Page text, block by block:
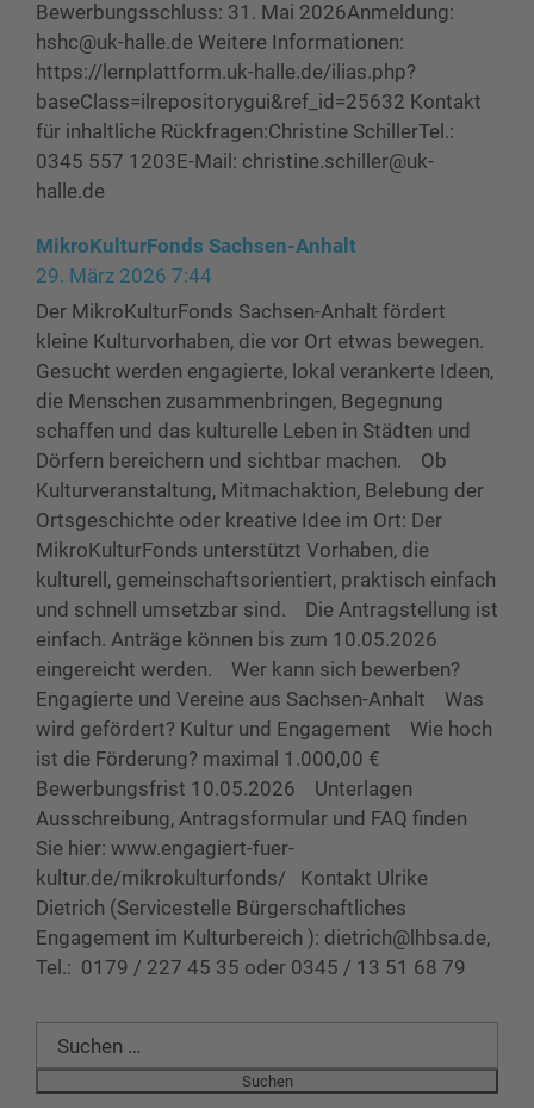
Bewerbungsschluss: 31. Mai 2026Anmeldung:
hshc@uk-halle.de Weitere Informationen:
https://lernplattform.uk-halle.de/ilias.php?
baseClass=ilrepositorygui&ref_id=25632 Kontakt
für inhaltliche Rückfragen:Christine SchillerTel.:
0345 557 1203E-Mail: christine.schiller@uk-
halle.de
MikroKulturFonds Sachsen-Anhalt
29. März 2026 7:44
Der MikroKulturFonds Sachsen-Anhalt fördert
kleine Kulturvorhaben, die vor Ort etwas bewegen.
Gesucht werden engagierte, lokal verankerte Ideen,
die Menschen zusammenbringen, Begegnung
schaffen und das kulturelle Leben in Städten und
Dörfern bereichern und sichtbar machen. Ob
Kulturveranstaltung, Mitmachaktion, Belebung der
Ortsgeschichte oder kreative Idee im Ort: Der
MikroKulturFonds unterstützt Vorhaben, die
kulturell, gemeinschaftsorientiert, praktisch einfach
und schnell umsetzbar sind. Die Antragstellung ist
einfach. Anträge können bis zum 10.05.2026
eingereicht werden. Wer kann sich bewerben?
Engagierte und Vereine aus Sachsen-Anhalt Was
wird gefördert? Kultur und Engagement Wie hoch
ist die Förderung? maximal 1.000,00 €
Bewerbungsfrist 10.05.2026 Unterlagen
Ausschreibung, Antragsformular und FAQ finden
Sie hier: www.engagiert-fuer-
kultur.de/mikrokulturfonds/ Kontakt Ulrike
Dietrich (Servicestelle Bürgerschaftliches
Engagement im Kulturbereich ): dietrich@lhbsa.de,
Tel.: 0179 / 227 45 35 oder 0345 / 13 51 68 79
Suchen
nach: